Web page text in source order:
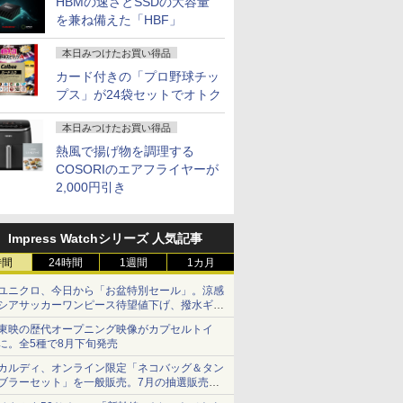
を兼ね備えた「HBF」
本日みつけたお買い得品
カード付きの「プロ野球チッ
プス」が24袋セットでオトク
本日みつけたお買い得品
熱風で揚げ物を調理する
COSORIのエアフライヤーが
2,000円引き
Impress Watchシリーズ 人気記事
24時間 1週間 1カ月
ニクロ、今日から「お盆特別セール」。涼感
アサッカーワンピース待望値下げ、撥水ギア
ョーツは1990円に
映の歴代オープニング映像がカプセルトイ
。全5種で8月下旬発売
ルディ、オンライン限定「ネコバッグ＆タン
ラーセット」を一般販売。7月の抽選販売の
選無効分